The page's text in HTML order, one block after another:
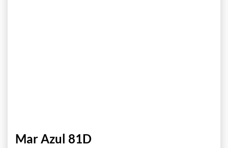
Mar Azul 81D